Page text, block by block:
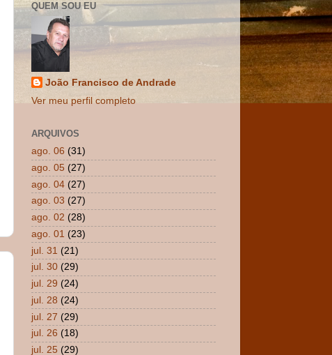
QUEM SOU EU
João Francisco de Andrade
Ver meu perfil completo
ARQUIVOS
ago. 06 (31)
ago. 05 (27)
ago. 04 (27)
ago. 03 (27)
ago. 02 (28)
ago. 01 (23)
jul. 31 (21)
jul. 30 (29)
jul. 29 (24)
jul. 28 (24)
jul. 27 (29)
jul. 26 (18)
jul. 25 (29)